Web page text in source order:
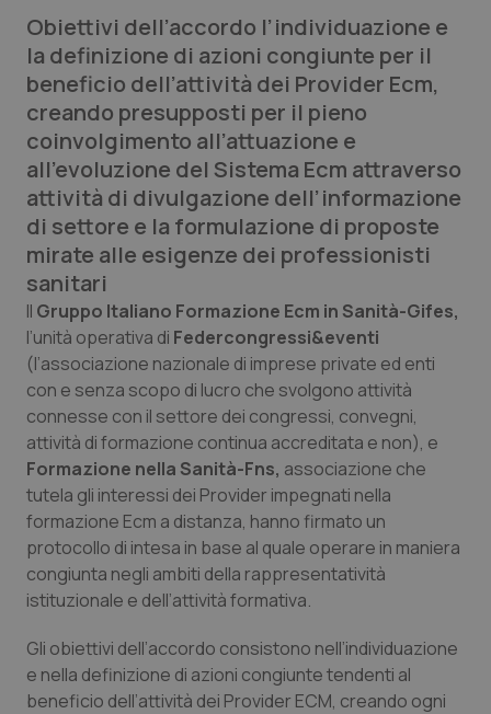
Lettere al direttore
Edizioni Regionali
QS Pro
Professionisti Sanitari.AI
Abruzzo
Basilicata
Calabria
Campania
Emilia-Romagna
Friuli Venezia Giulia
Lazio
Liguria
Lombardia
QS Pro Gold
Artrite & artrosi
Asma & BPCO
Car-T
Colesterolo & coronaropatie
Dermatite Atopica
Diabete & glucometri
Disturbi dell’umore
Dolore
QS Club
Obiettivi dell’accordo l’individuazione e
la definizione di azioni congiunte per il
beneficio dell’attività dei Provider Ecm,
creando presupposti per il pieno
coinvolgimento all’attuazione e
all’evoluzione del Sistema Ecm attraverso
attività di divulgazione dell’informazione
di settore e la formulazione di proposte
mirate alle esigenze dei professionisti
sanitari
Il Gruppo Italiano Formazione Ecm in Sanità-Gifes,
l’unità operativa di Federcongressi&eventi
(l’associazione nazionale di imprese private ed enti
con e senza scopo di lucro che svolgono attività
connesse con il settore dei congressi, convegni,
attività di formazione continua accreditata e non), e
Formazione nella Sanità-Fns, associazione che
tutela gli interessi dei Provider impegnati nella
formazione Ecm a distanza, hanno firmato un
protocollo di intesa in base al quale operare in maniera
congiunta negli ambiti della rappresentatività
istituzionale e dell’attività formativa.
Gli obiettivi dell’accordo consistono nell’individuazione
e nella definizione di azioni congiunte tendenti al
beneficio dell’attività dei Provider ECM, creando ogni